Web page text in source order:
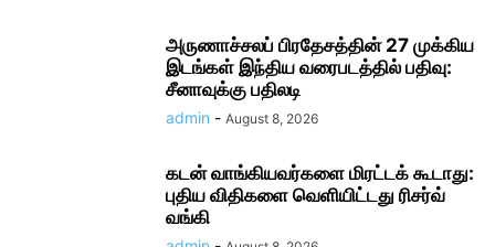
அருணாச்சலப் பிரதேசத்தின் 27 முக்கிய
இடங்கள் இந்திய வரைபடத்தில் பதிவு:
சீனாவுக்கு பதிலடி
admin - August 8, 2026
கடன் வாங்கியவர்களை மிரட்டக் கூடாது:
புதிய விதிகளை வெளியிட்டது ரிசர்வ்
வங்கி